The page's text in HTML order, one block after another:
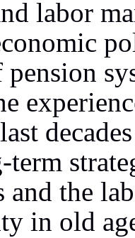
labor
and the
in old